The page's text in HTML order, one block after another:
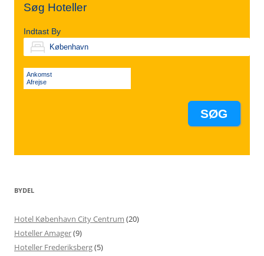
Søg Hoteller
Indtast By
Ankomst
Afrejse
BYDEL
Hotel København City Centrum (20)
Hoteller Amager(9)
Hoteller Frederiksberg(5)